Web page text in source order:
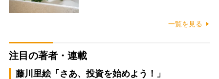
一覧を見る
注目の著者・連載
藤川里絵「さあ、投資を始めよう！」